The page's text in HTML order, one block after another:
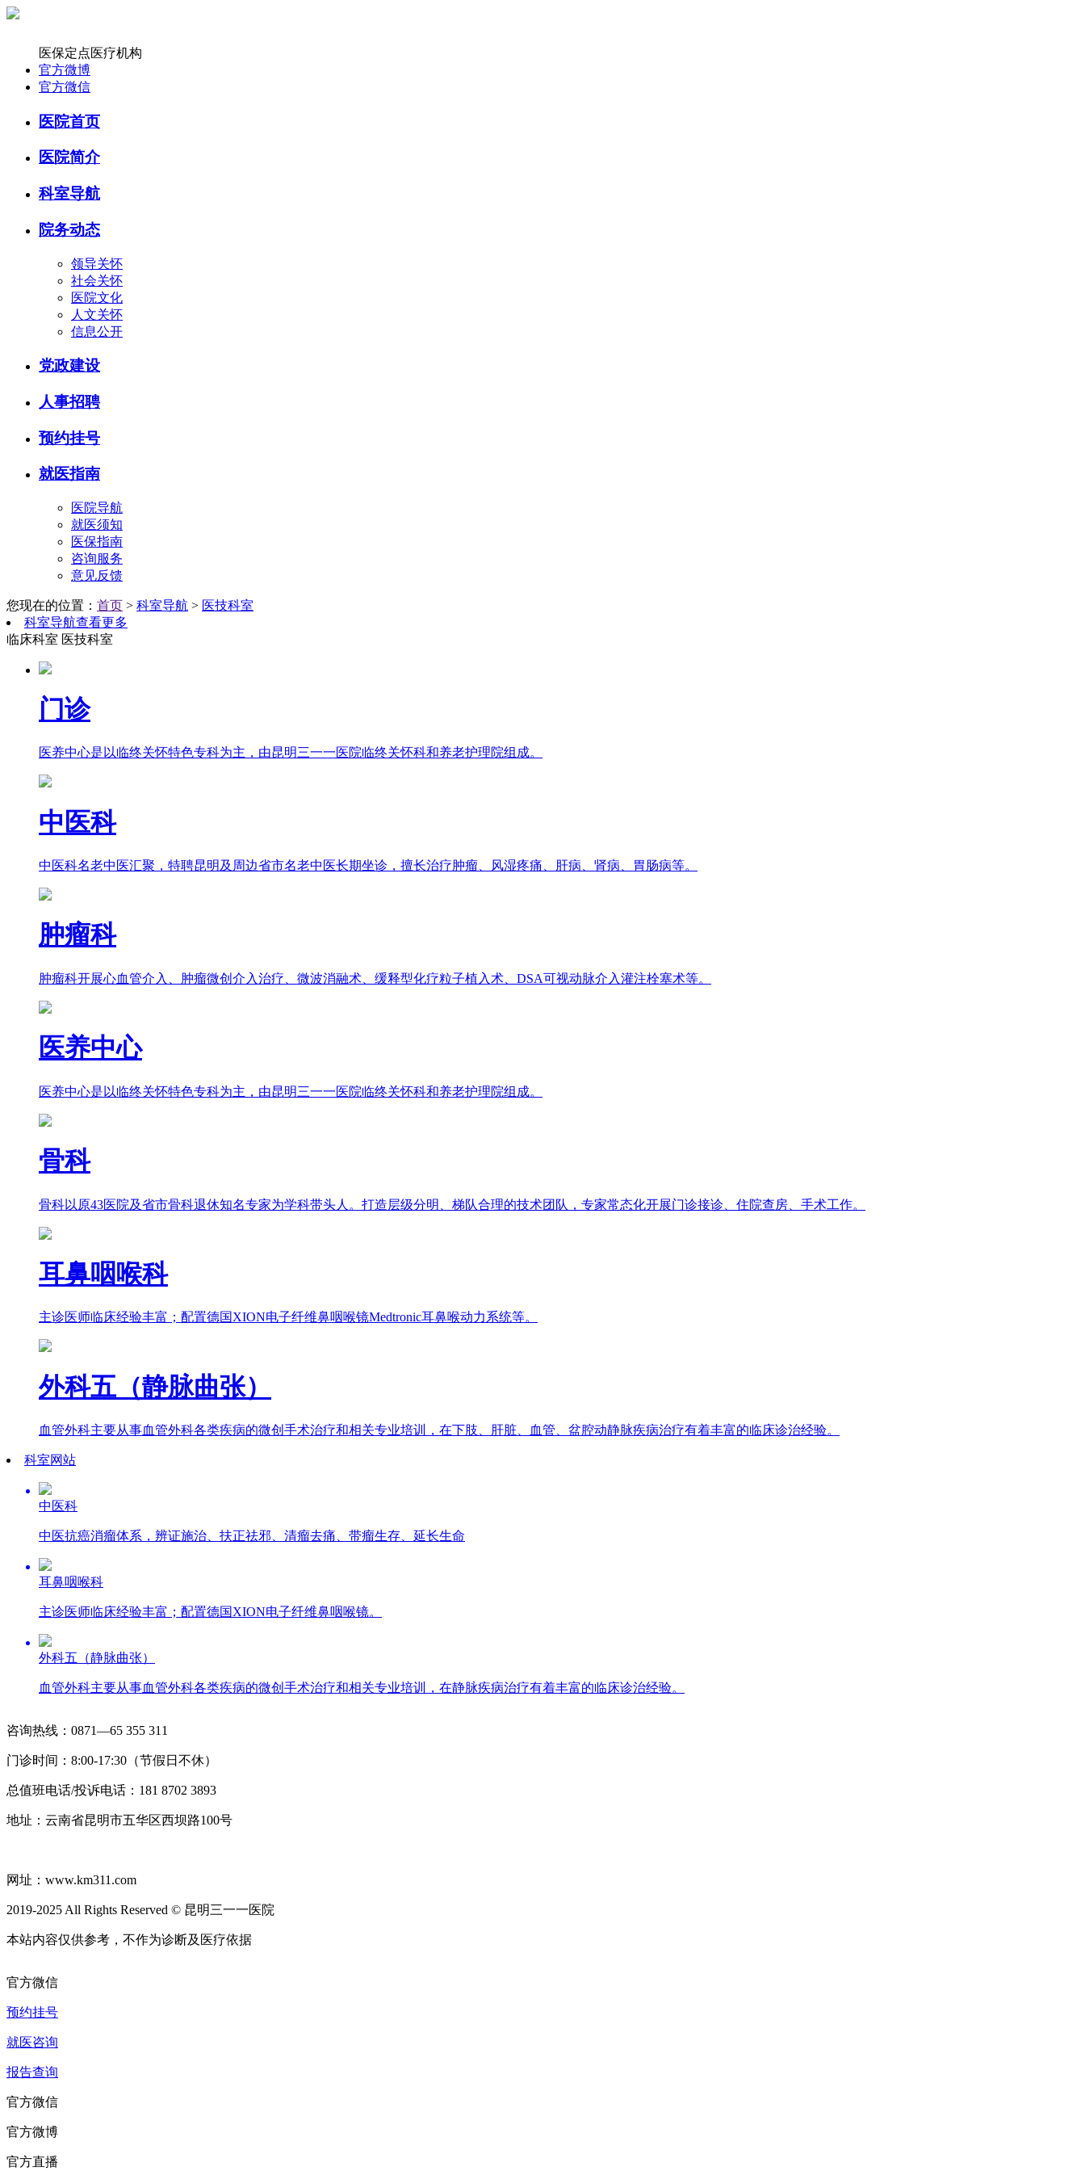
医保定点医疗机构
官方微博
官方微信
医院首页
医院简介
科室导航
院务动态
领导关怀
社会关怀
医院文化
人文关怀
信息公开
党政建设
人事招聘
预约挂号
就医指南
医院导航
就医须知
医保指南
咨询服务
意见反馈
您现在的位置： 首页 > 科室导航 > 医技科室
科室导航查看更多
临床科室 医技科室
门诊
医养中心是以临终关怀特色专科为主，由昆明三一一医院临终关怀科和养老护理院组成。
中医科
中医科名老中医汇聚，特聘昆明及周边省市名老中医长期坐诊，擅长治疗肿瘤、风湿疼痛、肝病、肾病、胃肠病等。
肿瘤科
肿瘤科开展心血管介入、肿瘤微创介入治疗、微波消融术、缓释型化疗粒子植入术、DSA可视动脉介入灌注栓塞术等。
医养中心
医养中心是以临终关怀特色专科为主，由昆明三一一医院临终关怀科和养老护理院组成。
骨科
骨科以原43医院及省市骨科退休知名专家为学科带头人。打造层级分明、梯队合理的技术团队，专家常态化开展门诊接诊、住院查房、手术工作。
耳鼻咽喉科
主诊医师临床经验丰富；配置德国XION电子纤维鼻咽喉镜Medtronic耳鼻喉动力系统等。
外科五（静脉曲张）
血管外科主要从事血管外科各类疾病的微创手术治疗和相关专业培训，在下肢、肝脏、血管、盆腔动静脉疾病治疗有着丰富的临床诊治经验。
科室网站
中医科
中医抗癌消瘤体系，辨证施治、扶正祛邪、清瘤去痛、带瘤生存、延长生命
耳鼻咽喉科
主诊医师临床经验丰富；配置德国XION电子纤维鼻咽喉镜。
外科五（静脉曲张）
血管外科主要从事血管外科各类疾病的微创手术治疗和相关专业培训，在静脉疾病治疗有着丰富的临床诊治经验。
咨询热线：0871—65 355 311
门诊时间：8:00-17:30（节假日不休）
总值班电话/投诉电话：181 8702 3893
地址：云南省昆明市五华区西坝路100号
网址：www.km311.com
2019-2025 All Rights Reserved © 昆明三一一医院
本站内容仅供参考，不作为诊断及医疗依据
官方微信
预约挂号
就医咨询
报告查询
官方微信
官方微博
官方直播